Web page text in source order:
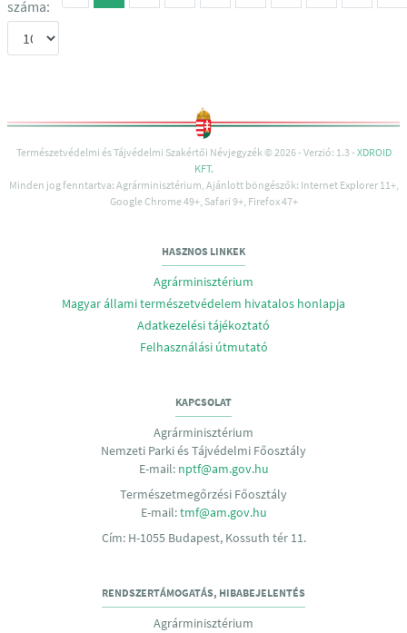
száma:
Természetvédelmi és Tájvédelmi Szakértői Névjegyzék © 2026 - Verzió: 1.3 - XDROID
KFT.
Minden jog fenntartva: Agrárminisztérium, Ajánlott böngészők: Internet Explorer 11+,
Google Chrome 49+, Safari 9+, Firefox 47+
HASZNOS LINKEK
Agrárminisztérium
Magyar állami természetvédelem hivatalos honlapja
Adatkezelési tájékoztató
Felhasználási útmutató
KAPCSOLAT
Agrárminisztérium
Nemzeti Parki és Tájvédelmi Főosztály
E-mail: nptf@am.gov.hu
Természetmegőrzési Főosztály
E-mail:tmf@am.gov.hu
Cím: H-1055 Budapest, Kossuth tér 11.
RENDSZERTÁMOGATÁS, HIBABEJELENTÉS
Agrárminisztérium